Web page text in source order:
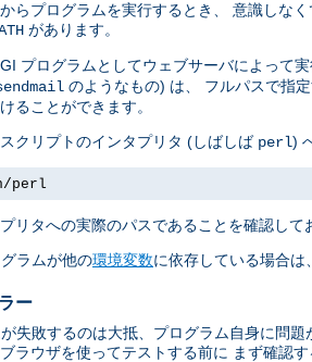
らプログラムを実行するとき、 意識しな
があります。
プログラムとしてウェブサーバによって
のようなもの) は、 フルパスで指
ることができます。
クリプトのインタプリタ (しばしば perl)
perl
リタへの実際のパスであることを確認して
ラムが他の環境変数に依存している場合は
ー
失敗するのは大抵、プログラム自身に問
ラウザを使ってテストする前に まず確認